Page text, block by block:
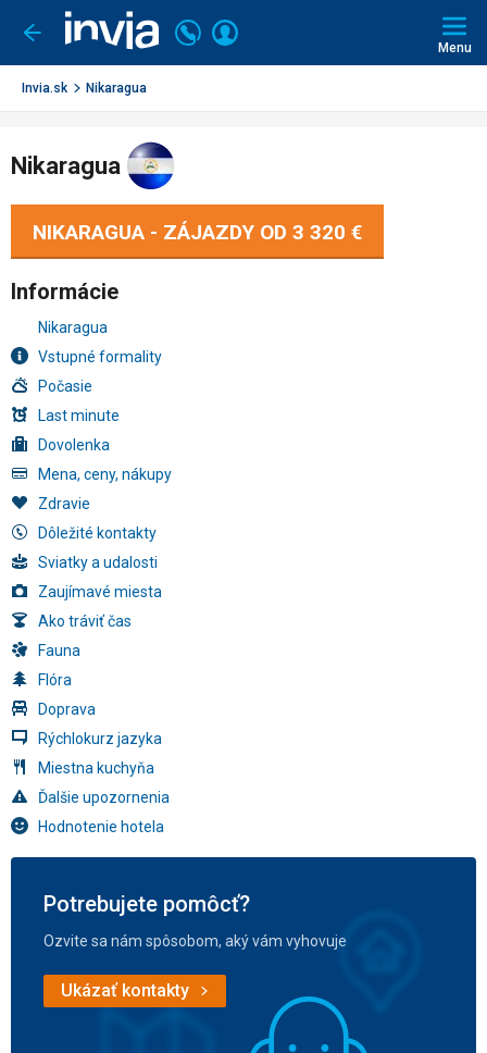
Ísť
späť
Volajte
+421
2
Prihlásiť
Menu
Invia.sk Nikaragua
Nikaragua
NIKARAGUA - ZÁJAZDY OD 3 320 €
Informácie
Nikaragua
Vstupné formality
Počasie
Last minute
Dovolenka
Mena, ceny, nákupy
Zdravie
Dôležité kontakty
Sviatky a udalosti
Zaujímavé miesta
Ako tráviť čas
Fauna
Flóra
Doprava
Rýchlokurz jazyka
Miestna kuchyňa
Ďalšie upozornenia
Hodnotenie hotela
Potrebujete pomôcť?
Ozvite sa nám spôsobom, aký vám vyhovuje
Ukázať kontakty